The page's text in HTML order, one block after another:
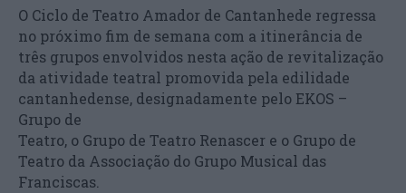
O Ciclo de Teatro Amador de Cantanhede regressa
no próximo fim de semana com a itinerância de
três grupos envolvidos nesta ação de revitalização
da atividade teatral promovida pela edilidade
cantanhedense, designadamente pelo EKOS –
Grupo de
Teatro, o Grupo de Teatro Renascer e o Grupo de
Teatro da Associação do Grupo Musical das
Franciscas.